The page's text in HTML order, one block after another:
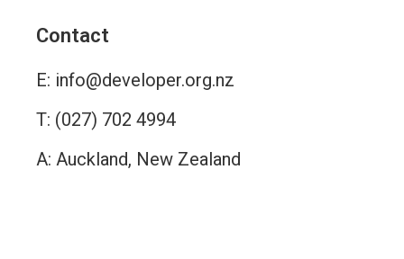
Contact
E: info@developer.org.nz
T: (027) 702 4994
A: Auckland, New Zealand